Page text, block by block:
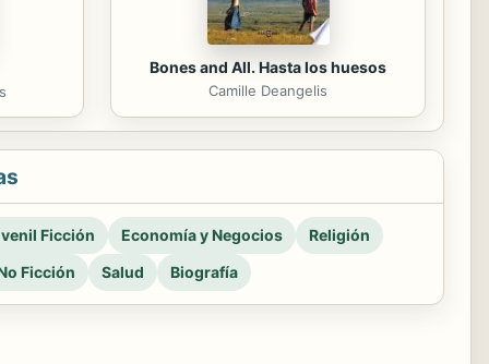
Bones and All. Hasta los huesos
Camille Deangelis
Ficción Economía y Negocios
Religión
Ficción
Salud Biografía